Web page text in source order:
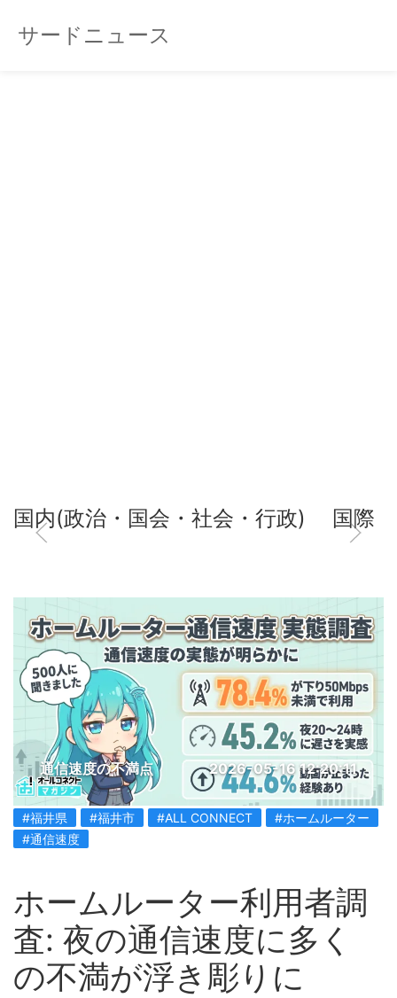
サードニュース
国内(政治・国会・社会・行政) 国際
通信速度の不満点 2026-05-16 12:20:11
#福井県 #福井市 #ALL CONNECT
#ホームルーター
#通信速度
ホームルーター利用者調
査: 夜の通信速度に多く
の不満が浮き彫りに